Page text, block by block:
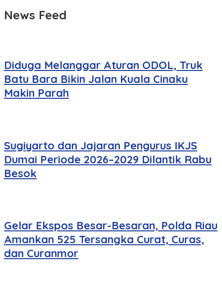
News Feed
Diduga Melanggar Aturan ODOL, Truk
Batu Bara Bikin Jalan Kuala Cinaku
Makin Parah
Sugiyarto dan Jajaran Pengurus IKJS
Dumai Periode 2026–2029 Dilantik Rabu
Besok
Gelar Ekspos Besar-Besaran, Polda Riau
Amankan 525 Tersangka Curat, Curas,
dan Curanmor